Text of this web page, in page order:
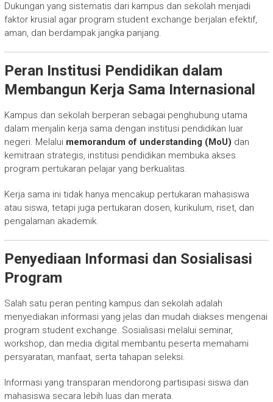
Dukungan yang sistematis dari kampus dan sekolah menjadi
faktor krusial agar program student exchange berjalan efektif,
aman, dan berdampak jangka panjang.
Peran Institusi Pendidikan dalam
Membangun Kerja Sama Internasional
Kampus dan sekolah berperan sebagai penghubung utama
dalam menjalin kerja sama dengan institusi pendidikan luar
negeri. Melalui memorandum of understanding (MoU) dan
kemitraan strategis, institusi pendidikan membuka akses
program pertukaran pelajar yang berkualitas.
Kerja sama ini tidak hanya mencakup pertukaran mahasiswa
atau siswa, tetapi juga pertukaran dosen, kurikulum, riset, dan
pengalaman akademik.
Penyediaan Informasi dan Sosialisasi
Program
Salah satu peran penting kampus dan sekolah adalah
menyediakan informasi yang jelas dan mudah diakses mengenai
program student exchange. Sosialisasi melalui seminar,
workshop, dan media digital membantu peserta memahami
persyaratan, manfaat, serta tahapan seleksi.
Informasi yang transparan mendorong partisipasi siswa dan
mahasiswa secara lebih luas dan merata.